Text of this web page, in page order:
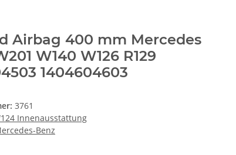
Airbag 400 mm Mercedes
W140 W126 R129
1404604603
3761
Innenausstattung
Benz